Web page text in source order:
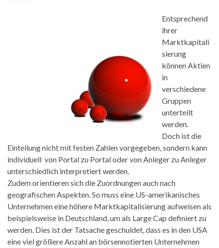
Entsprechend
ihrer
Marktkapitali
sierung
können Aktien
in
verschiedene
Gruppen
unterteilt
werden.
Doch ist die
Einteilung nicht mit festen Zahlen vorgegeben,sondern kann
individuell von Portal zu Portal oder von Anleger zu Anleger
unterschiedlich interpretiert werden.
Zudem orientieren sich die Zuordnungen auch nach
geografischen Aspekten. So muss eine US-amerikanisches
Unternehmen eine höhere Marktkapitalisierung aufweisen als
beispielsweise in Deutschland, um als Large Cap definiert zu
werden. Dies ist der Tatsache geschuldet, dass es in den USA
eine viel größere Anzahl an börsennotierten Unternehmen